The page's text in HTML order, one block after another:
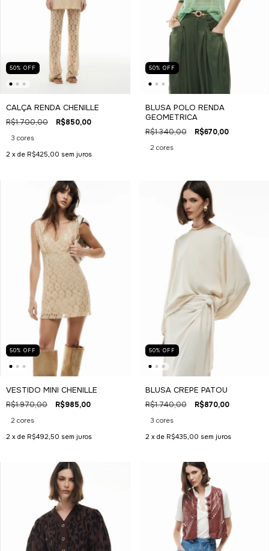
50% OFF
CALÇA RENDA CHENILLE
R$1.700,00 R$850,00
3 cores
2 x de R$425,00 sem juros
50% OFF
BLUSA POLO RENDA
GEOMETRICA
R$1.340,00 R$670,00
2 cores
50% OFF
VESTIDO MINI CHENILLE
R$1.970,00 R$985,00
2 cores
2 x de R$492,50 sem juros
50% OFF
BLUSA CREPE PATOU
R$1.740,00 R$870,00
3 cores
2 x de R$435,00 sem juros